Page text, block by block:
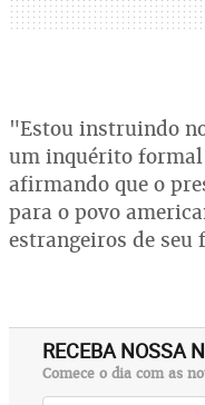
"Estou instruindo
um inquérito
afirmando que o
para o povo
estrangeiros de seu
RECEBA NOSSA
Comece o dia com as